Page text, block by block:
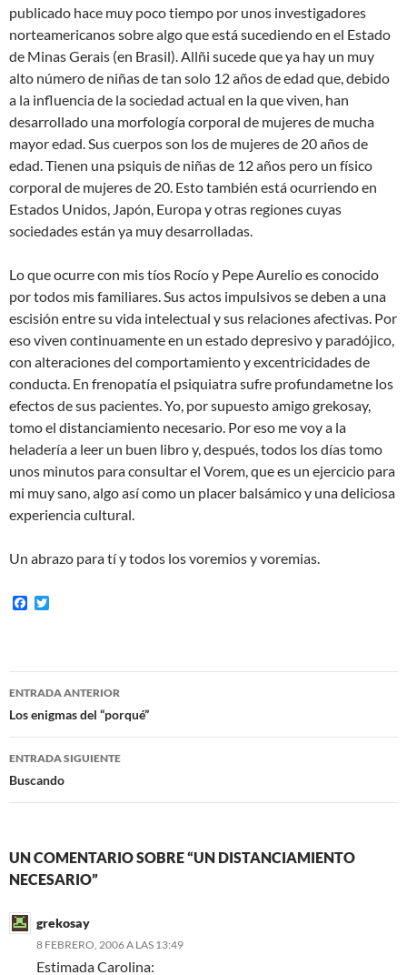
publicado hace muy poco tiempo por unos investigadores
norteamericanos sobre algo que está sucediendo en el Estado
de Minas Gerais (en Brasil). Allñi sucede que ya hay un muy
alto número de niñas de tan solo 12 años de edad que, debido
a la influencia de la sociedad actual en la que viven, han
desarrollado una morfología corporal de mujeres de mucha
mayor edad. Sus cuerpos son los de mujeres de 20 años de
edad. Tienen una psiquis de niñas de 12 años pero un físico
corporal de mujeres de 20. Esto también está ocurriendo en
Estados Unidos, Japón, Europa y otras regiones cuyas
sociedades están ya muy desarrolladas.
Lo que ocurre con mis tíos Rocío y Pepe Aurelio es conocido
por todos mis familiares. Sus actos impulsivos se deben a una
escisión entre su vida intelectual y sus relaciones afectivas. Por
eso viven continuamente en un estado depresivo y paradójico,
con alteraciones del comportamiento y excentricidades de
conducta. En frenopatía el psiquiatra sufre profundametne los
efectos de sus pacientes. Yo, por supuesto amigo grekosay,
tomo el distanciamiento necesario. Por eso me voy a la
heladería a leer un buen libro y, después, todos los días tomo
unos minutos para consultar el Vorem, que es un ejercicio para
mi muy sano, algo así como un placer balsámico y una deliciosa
experiencia cultural.
Un abrazo para tí y todos los voremios y voremias.
F
o
o
e
r
Navegación
de
entradas
ENTRADA ANTERIOR
Los enigmas del “porqué”
ENTRADA SIGUIENTE
Buscando
UN COMENTARIO SOBRE “UN DISTANCIAMIENTO
NECESARIO”
grekosay
8 FEBRERO, 2006 A LAS 13:49
Estimada Carolina: